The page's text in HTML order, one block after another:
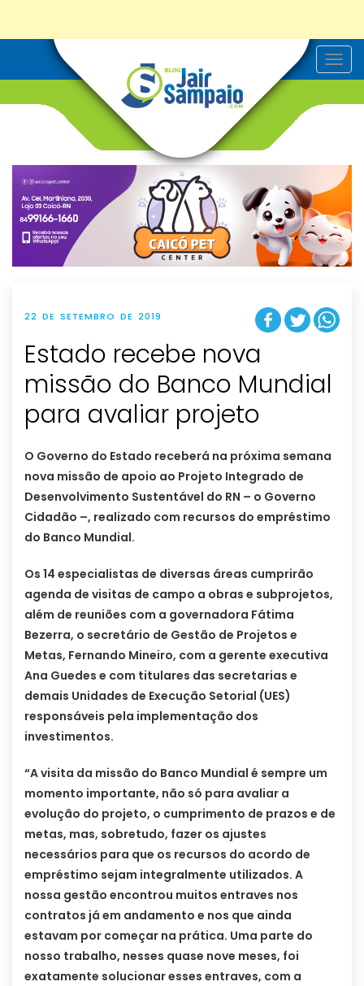
T
o
v
g
t
i
o
n
22 DE SETEMBRO DE 2019
Estado recebe nova
missão do Banco Mundial
para avaliar projeto
O Governo do Estado receberá na próxima semana
nova missão de apoio ao Projeto Integrado de
Desenvolvimento Sustentável do RN – o Governo
Cidadão –, realizado com recursos do empréstimo
do Banco Mundial.
Os 14 especialistas de diversas áreas cumprirão
agenda de visitas de campo a obras e subprojetos,
além de reuniões com a governadora Fátima
Bezerra, o secretário de Gestão de Projetos e
Metas, Fernando Mineiro, com a gerente executiva
Ana Guedes e com titulares das secretarias e
demais Unidades de Execução Setorial (UES)
responsáveis pela implementação dos
investimentos.
“A visita da missão do Banco Mundial é sempre um
momento importante, não só para avaliar a
evolução do projeto, o cumprimento de prazos e de
metas, mas, sobretudo, fazer os ajustes
necessários para que os recursos do acordo de
empréstimo sejam integralmente utilizados. A
nossa gestão encontrou muitos entraves nos
contratos já em andamento e nos que ainda
estavam por começar na prática. Uma parte do
nosso trabalho, nesses quase nove meses, foi
exatamente solucionar esses entraves, com a